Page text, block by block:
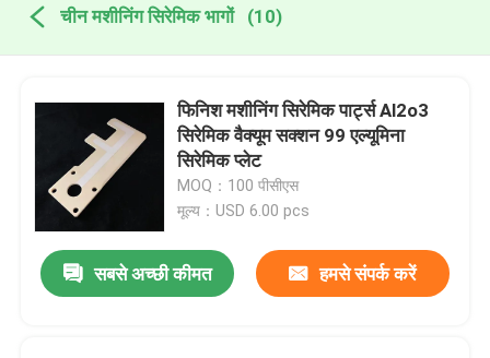
चीन मशीनिंग सिरेमिक भागों (10)
फिनिश मशीनिंग सिरेमिक पार्ट्स Al2o3
सिरेमिक वैक्यूम सक्शन 99 एल्यूमिना
सिरेमिक प्लेट
MOQ：100 पीसीएस
मूल्य：USD 6.00 pcs
सबसे अच्छी कीमत हमसे संपर्क करें